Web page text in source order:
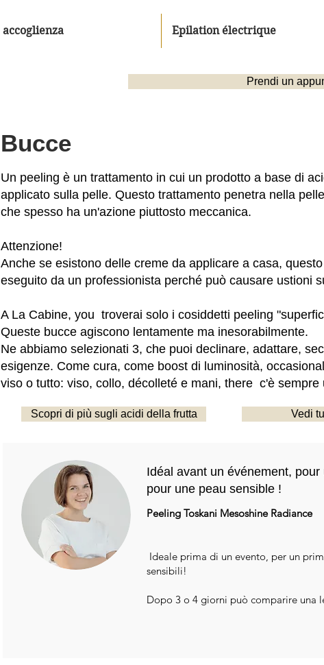
accoglienza Epilation électrique
Prendi un
Bucce
Un peeling è un trattamento in cui un prodotto a base di
applicato sulla pelle. Questo trattamento penetra nella
che spesso ha un'azione piuttosto meccanica.
Attenzione!
Anche se esistono delle creme da applicare a casa,
eseguito da un professionista perché può causare ustioni
A La Cabine, you troverai solo i cosiddetti peeling
Queste bucce agiscono lentamente ma inesorabilmente.
Ne abbiamo selezionati 3, che puoi declinare, adattare,
esigenze. Come cura, come boost di luminosità,
viso o tutto: viso, collo, décolleté e mani, there c'è sempre
Scopri di più sugli acidi della frutta Vedi
​Idéal avant un événement,
pour une peau sensible !
Peeling Toskani Mesoshine Radiance
Ideale prima di un evento, per un
sensibili!
Dopo 3 o 4 giorni può comparire una